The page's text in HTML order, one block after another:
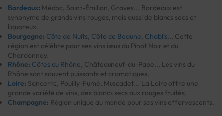
Bordeaux: Médoc, Saint-Émilion, Graves... Bordeaux est
synonyme de grands vins rouges, mais aussi de blancs secs et
liquoreux.
Bourgogne: Côte de Nuits, Côte de Beaune, Chablis... Cette
région est célèbre pour ses vins issus du Pinot Noir et du
Chardonnay.
Rhône: Côtes du Rhône, Châteauneuf-du-Pape... Les vins du
Rhône sont souvent puissants et aromatiques.
Loire: Sancerre, Pouilly-Fumé, Muscadet... La Loire offre une
grande variété de vins, des blancs secs aux rouges fruités.
Champagne: Région unique au monde pour ses vins effervescents.